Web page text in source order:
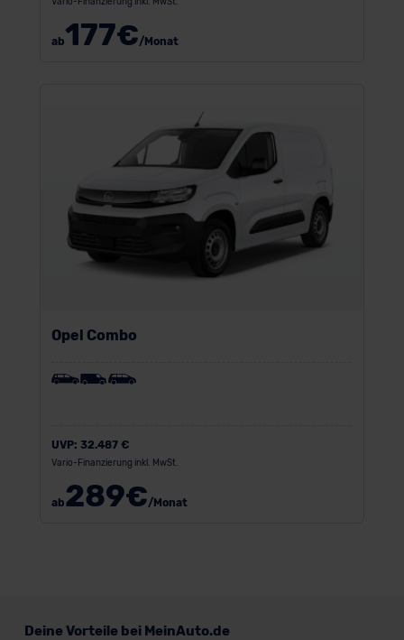
ab177€/Monat
Opel Combo
UVP: 32.487 €
Vario-Finanzierung inkl. MwSt.
ab289€/Monat
Deine Vorteile bei MeinAuto.de